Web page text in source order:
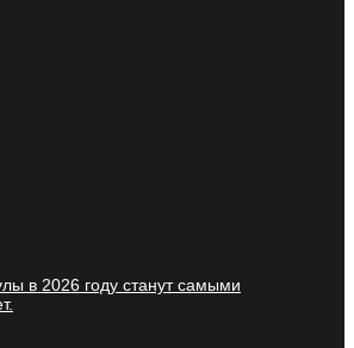
в 2026 году станут самыми